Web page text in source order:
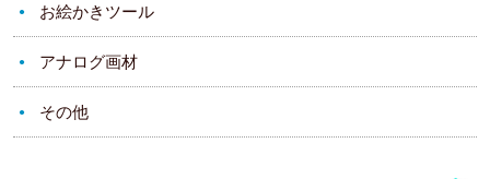
お絵かきツール
アナログ画材
その他